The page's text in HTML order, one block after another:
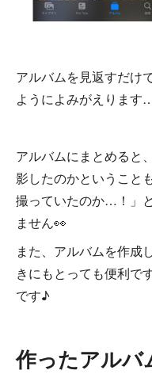
アルバムを見返すだけ
ようによみがえります
アルバムにまとめると
影したのかということ
撮っていたのか…！」
ません👀
また、アルバムを作成
きにもとっても便利で
です♪
作ったアルバ